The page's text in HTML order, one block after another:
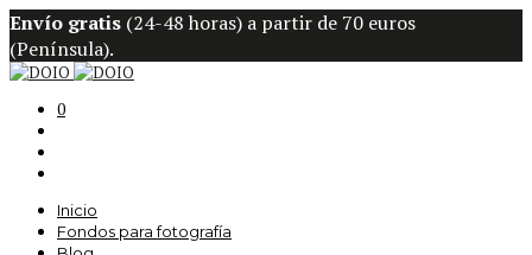
Envío gratis (24-48 horas) a partir de 70 euros
(Península).
0
Inicio
Fondos para fotografía